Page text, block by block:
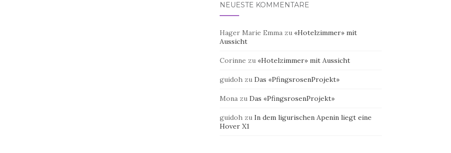
NEUESTE KOMMENTARE
Hager Marie Emmazu «Hotelzimmer» mit
Aussicht
Corinne zu «Hotelzimmer» mit Aussicht
guidohzu Das «PfingsrosenProjekt»
Monazu Das «PfingsrosenProjekt»
guidohzu In dem ligurischen Apenin liegt eine
Hover X1